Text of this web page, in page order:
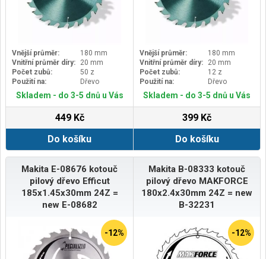
Vnější průměr:
180 mm
Vnitřní průměr díry:
20 mm
Počet zubů:
50 z
Použití na:
Dřevo
Skladem - do 3-5 dnů u Vás
449 Kč
Do košíku
Vnější průměr:
180 mm
Vnitřní průměr díry:
20 mm
Počet zubů:
12 z
Použití na:
Dřevo
Skladem - do 3-5 dnů u Vás
399 Kč
Do košíku
Makita E-08676 kotouč
pilový dřevo Efficut
185x1.45x30mm 24Z =
new E-08682
-12%
Makita B-08333 kotouč
pilový dřevo MAKFORCE
180x2.4x30mm 24Z = new
B-32231
-12%